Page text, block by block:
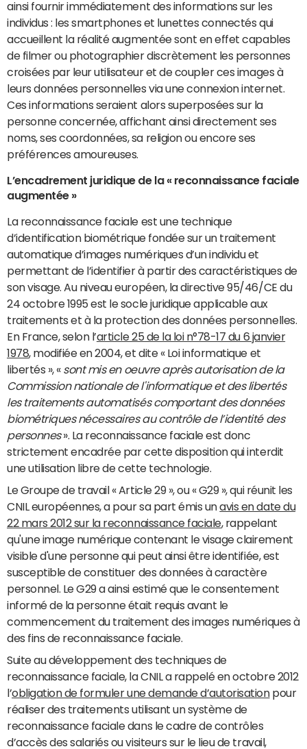
ainsi fournir immédiatement des informations sur les
individus : les smartphones et lunettes connectés qui
accueillent la réalité augmentée sont en effet capables
de filmer ou photographier discrètement les personnes
croisées par leur utilisateur et de coupler ces images à
leurs données personnelles via une connexion internet.
Ces informations seraient alors superposées sur la
personne concernée, affichant ainsi directement ses
noms, ses coordonnées, sa religion ou encore ses
préférences amoureuses.
L’encadrement juridique de la « reconnaissance faciale
augmentée »
La reconnaissance faciale est une technique
d’identification biométrique fondée sur un traitement
automatique d’images numériques d’un individu et
permettant de l’identifier à partir des caractéristiques de
son visage. Au niveau européen, la directive 95/46/CE du
24 octobre 1995 est le socle juridique applicable aux
traitements et à la protection des données personnelles.
En France, selon l’article 25 de la loi n°78-17 du 6 janvier
1978, modifiée en 2004, et dite « Loi informatique et
libertés », « sont mis en oeuvre après autorisation de la
Commission nationale de l'informatique et des libertés
les traitements automatisés comportant des données
biométriques nécessaires au contrôle de l’identité des
personnes». La reconnaissance faciale est donc
strictement encadrée par cette disposition qui interdit
une utilisation libre de cette technologie.
Le Groupe de travail « Article 29 », ou « G29 », qui réunit les
CNIL européennes, a pour sa part émis unavis en date du
22 mars 2012 sur la reconnaissance faciale, rappelant
qu'une image numérique contenant le visage clairement
visible d'une personne qui peut ainsi être identifiée, est
susceptible de constituer des données à caractère
personnel. Le G29 a ainsi estimé que le consentement
informé de la personne était requis avant le
commencement du traitement des images numériques à
des fins de reconnaissance faciale.
Suite au développement des techniques de
reconnaissance faciale, la CNIL a rappelé en octobre 2012
l’obligation de formuler une demande d’autorisationpour
réaliser des traitements utilisant un système de
reconnaissance faciale dans le cadre de contrôles
d’accès des salariés ou visiteurs sur le lieu de travail,